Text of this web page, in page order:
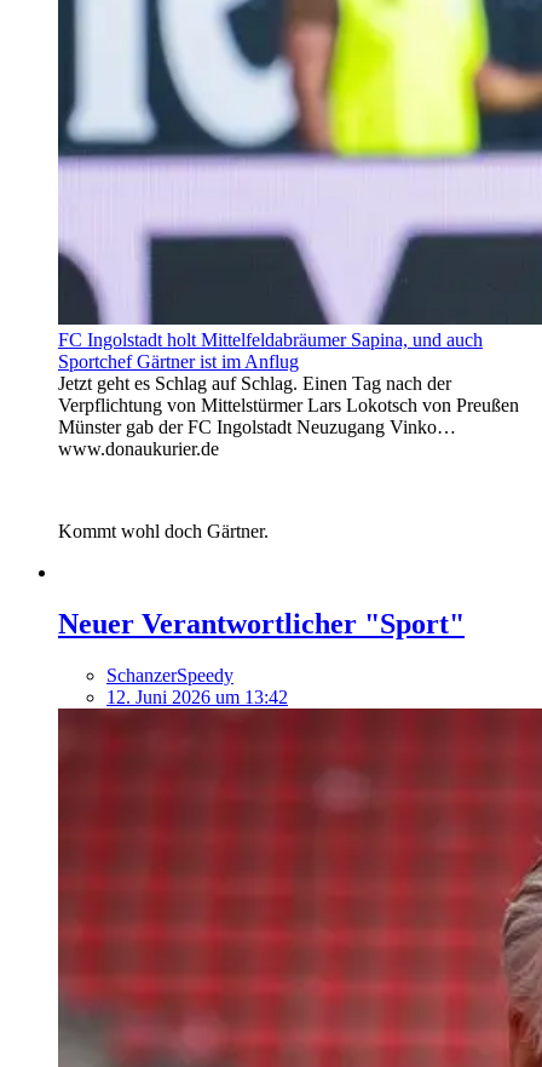
FC Ingolstadt holt Mittelfeldabräumer Sapina, und auch
Sportchef Gärtner ist im Anflug
Jetzt geht es Schlag auf Schlag. Einen Tag nach der
Verpflichtung von Mittelstürmer Lars Lokotsch von Preußen
Münster gab der FC Ingolstadt Neuzugang Vinko…
www.donaukurier.de
Kommt wohl doch Gärtner.
Neuer Verantwortlicher "Sport"
SchanzerSpeedy
12. Juni 2026 um 13:42